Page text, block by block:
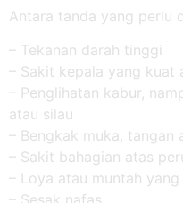
Antara tanda yang perlu
– Tekanan darah tinggi
– Sakit kepala yang kuat
– Penglihatan kabur,
atau silau
– Bengkak muka,
– Sakit bahagian atas
– Loya atau muntah